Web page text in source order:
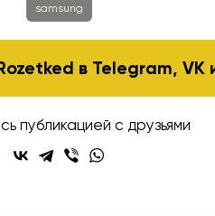
samsung
в Telegram,VK
публикацией с друзьями